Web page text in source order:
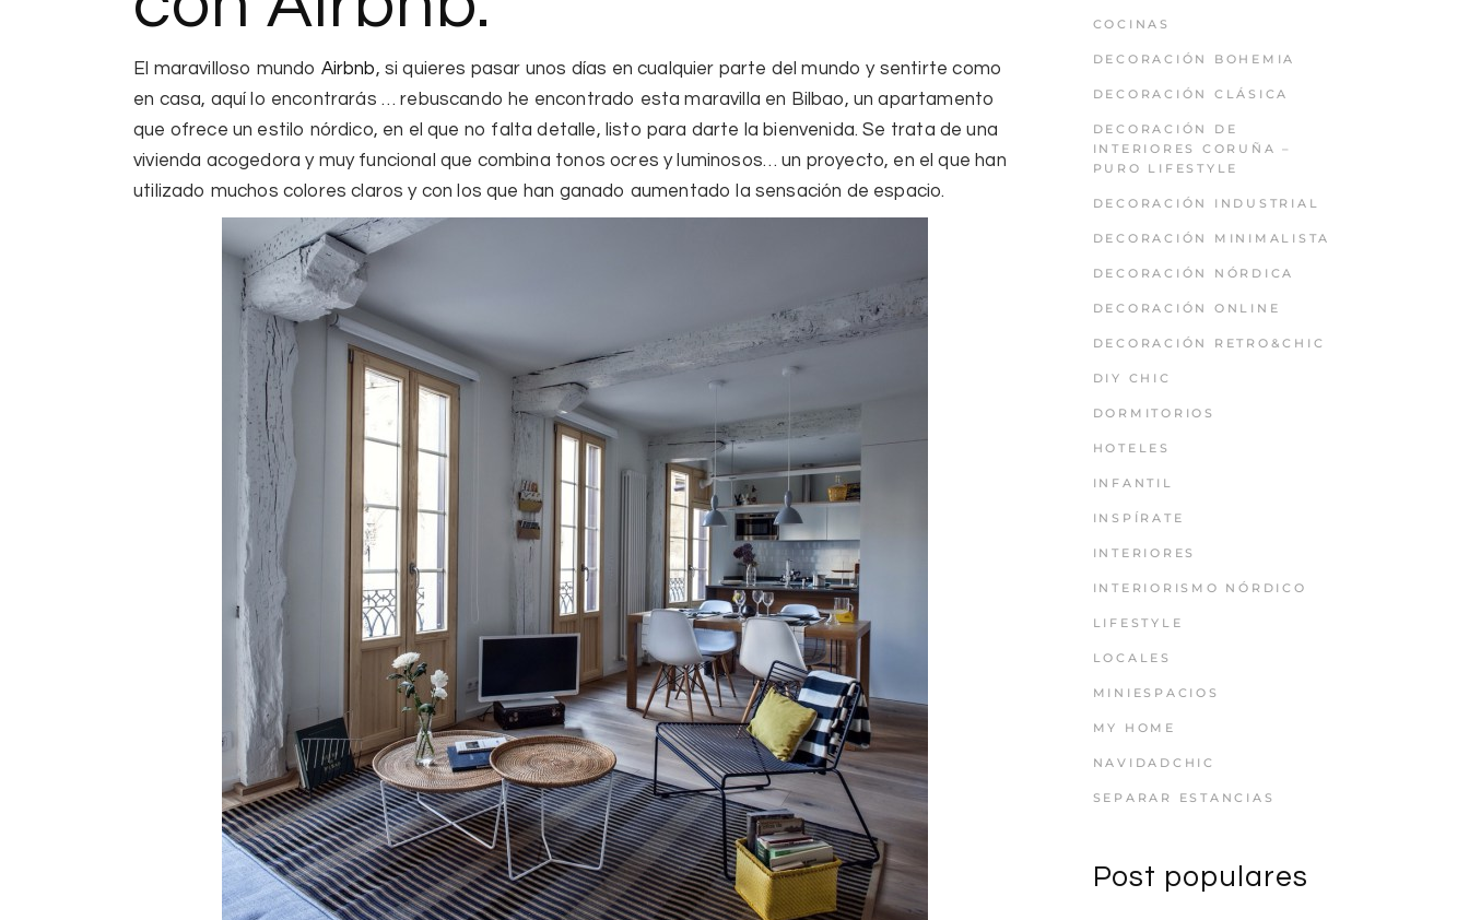
El maravilloso mundo Airbnb, si quieres pasar unos días en cualquier parte del mundo y sentirte como
en casa, aquí lo encontrarás … rebuscando he encontrado esta maravilla en Bilbao, un apartamento
que ofrece un estilo nórdico, en el que no falta detalle, listo para darte la bienvenida. Se trata de una
vivienda acogedora y muy funcional que combina tonos ocres y luminosos… un proyecto, en el que han
utilizado muchos colores clarosy con los que han ganado aumentado la sensación de espacio.
COCINAS
DECORACIÓN BOHEMIA
DECORACIÓN CLÁSICA
DECORACIÓN DE
INTERIORES CORUÑA –
PURO LIFESTYLE
DECORACIÓN INDUSTRIAL
DECORACIÓN MINIMALISTA
DECORACIÓN NÓRDICA
DECORACIÓN ONLINE
DECORACIÓN RETRO&CHIC
DIY CHIC
DORMITORIOS
HOTELES
INFANTIL
INSPÍRATE
INTERIORES
INTERIORISMO NÓRDICO
LIFESTYLE
LOCALES
MINIESPACIOS
MY HOME
NAVIDADCHIC
SEPARAR ESTANCIAS
Post populares